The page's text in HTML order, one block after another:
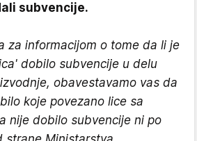
subvencije.
za informacijom o tome da li je
dobilo subvencije u delu
obavestavamo vas da
koje povezano lice sa
nije dobilo subvencije ni po